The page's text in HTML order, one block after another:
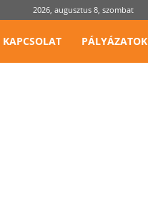
2026, augusztus 8, szombat
KAPCSOLAT PÁLYÁZATOK